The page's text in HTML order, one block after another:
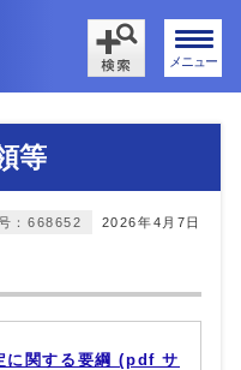
メニュー
等
2026年4月7日
：668652
に関する要綱 (pdf サ